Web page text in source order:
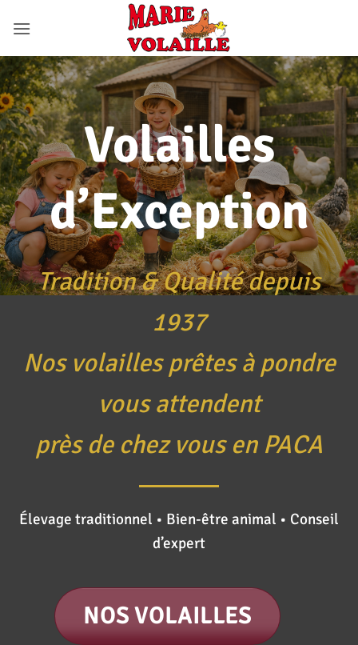
Volailles
d’Exception
Tradition & Qualité depuis
1937
Nos volailles prêtes à pondre
vous attendent
près de chez vous en PACA
Élevage traditionnel • Bien-être animal • Conseil
d’expert
NOS VOLAILLES